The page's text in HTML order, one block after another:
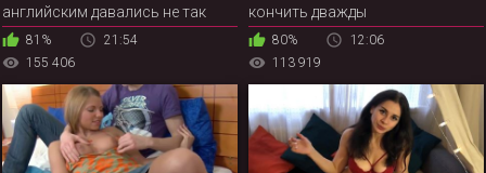
английским давались не так
легко, как хотелось бы
81%
21:54
155 406
кончить дважды
80%
12:06
113 919